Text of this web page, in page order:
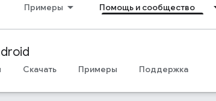
Примеры Помощь и сообщество
Скачать Примеры Поддержка